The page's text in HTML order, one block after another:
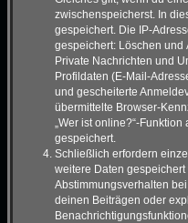
zwischenspeicherst. In
gespeichert. Die IP-
gespeichert: Löschen und
Private Nachrichten und
Profildaten (E-Mail-
und gescheiterte
übermittelte Browser-
„Wer ist online?“-
gespeichert.
Schließlich erfordern
weitere Daten
Abstimmungsverhalten
deinen Beiträgen oder